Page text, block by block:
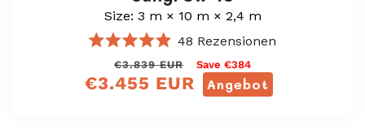
Size: 3 m × 10 m × 2,4 m
4.9
von
5
48 Rezensionen
Normaler
Preis
€3.839 EUR Save €384
Angebot
Verkaufspreis
€3.455 EUR